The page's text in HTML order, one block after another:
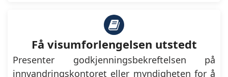
Få visumforlengelsen utstedt
Presenter godkjenningsbekreftelsen på
innvandringskontoret eller myndigheten for å